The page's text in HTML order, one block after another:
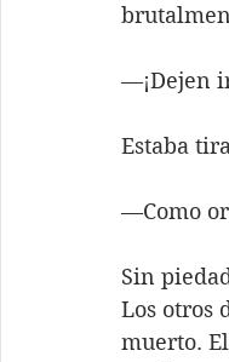
—¡Dejen
Estaba
—Como
Sin
Los otros
muerto.